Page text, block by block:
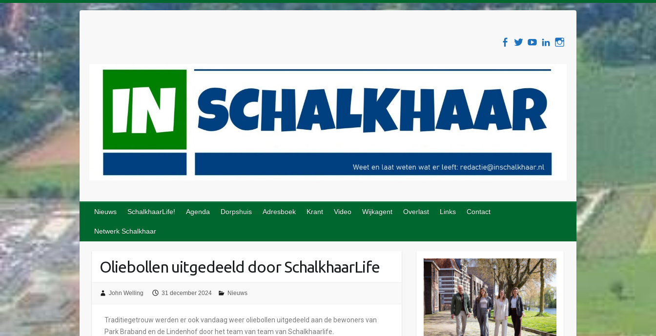
Nieuws SchalkhaarLife! Agenda Dorpshuis Adresboek Krant Video Wijkagent Overlast Links Contact
Netwerk Schalkhaar
Oliebollen uitgedeeld door SchalkhaarLife
John Welling 31 december 2024 Nieuws
Traditiegetrouw werden er ook vandaag weer oliebollen uitgedeeld aan de bewoners van
Park Braband en de Lindenhof door het team van team van Schalkhaarlife.